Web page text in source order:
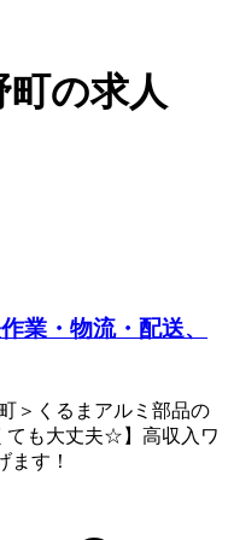
町の求人
業・物流・配送、
＞くるまアルミ部品の
ても大丈夫☆】高収入ワ
ます！